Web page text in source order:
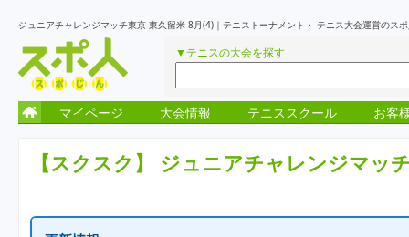
ジュニアチャレンジマッチ東京 東久留米 8月(4)｜テニストーナメント・ テニス大会運営のス
▼テニスの大会を探す
マイページ 大会情報 テニススクール お客
【スクスク】 ジュニアチャレンジマッ